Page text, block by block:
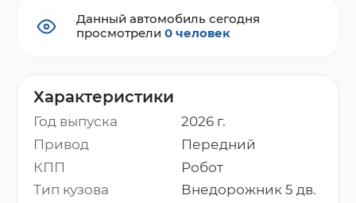
Характеристики
Год выпуска
2026 г.
Привод
Передний
КПП
Робот
Тип кузова
Внедорожник 5 дв.
Данный автомобиль сегодня
просмотрели0 человек